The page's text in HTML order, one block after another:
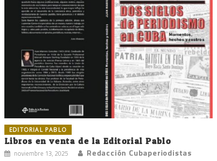
EDITORIAL PABLO
Libros en venta de la Editorial Pablo
noviembre 13, 2025 Redacción Cubaperiodistas